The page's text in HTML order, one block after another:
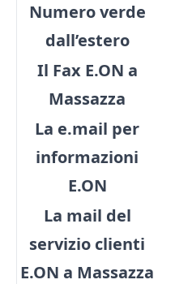
Numero verde
dall’estero
Il Fax E.ON a
Massazza
La e.mail per
informazioni
E.ON
La mail del
servizio clienti
E.ON a Massazza